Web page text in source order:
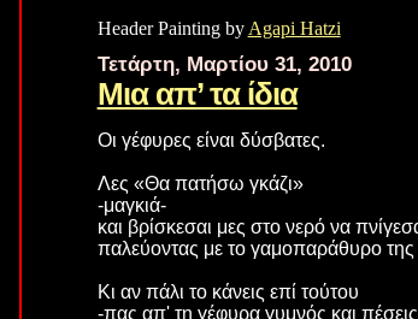
Header Painting by Agapi Hatzi
Τετάρτη, Μαρτίου 31, 2010
Μια απ’ τα ίδια
Οι γέφυρες είναι δύσβατες.
Λες «Θα πατήσω γκάζι»
-μαγκιά-
και βρίσκεσαι μες στο νερό να
παλεύοντας με το γαμοπαράθυρο
Κι αν πάλι το κάνεις επί τούτου
-πας απ' τη γέφυρα γυμνός και